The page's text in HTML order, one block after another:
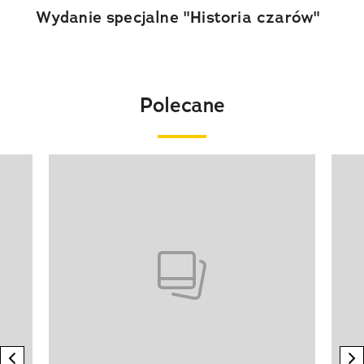
Wydanie specjalne "Historia czarów"
Polecane
previous element